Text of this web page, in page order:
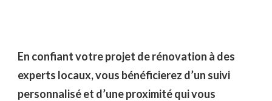
En confiant votre projet de rénovation à des
experts locaux, vous bénéficierez d’un suivi
personnalisé et d’une proximité qui vous